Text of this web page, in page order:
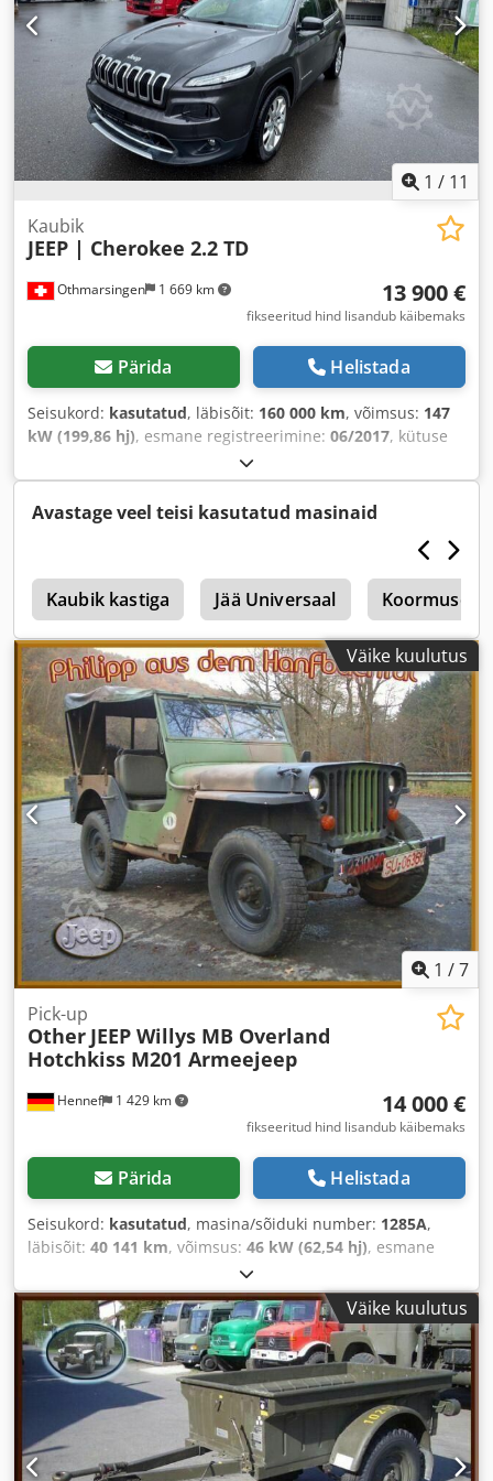
1 / 11
Othmarsingen 1 669 km
Kaubik
JEEP | Cherokee 2.2 TD
13 900 €
fikseeritud hind lisandub käibemaks
Pärida Helistada
Seisukord: kasutatud, läbisõit: 160 000 km, võimsus: 147
kW (199,86 hj), esmane registreerimine: 06/2017, kütuse
3 500 kg
automaatne, heitmeklass:Euro 6, Varustus:tahmafilter,
Avastage veel teisi kasutatud masinaid
Kaubik kastiga Jää Universaal Koormuse
Väike kuulutus
1 /7
Hennef 1 429 km
Pick-up
Other JEEP Willys MB Overland
Hotchkiss M201 Armeejeep
14 000 €
fikseeritud hind lisandub käibemaks
Pärida Helistada
Seisukord: kasutatud, masina/sõiduki number: 1285A,
läbisõit: 40 141 km, võimsus: 46 kW (62,54 hj), esmane
, kütuse tüüp:
roheline, ülekande tüüp:mehaaniline, Varustus:haagise
haakeseade, nelikvedu, Väike kuulutus